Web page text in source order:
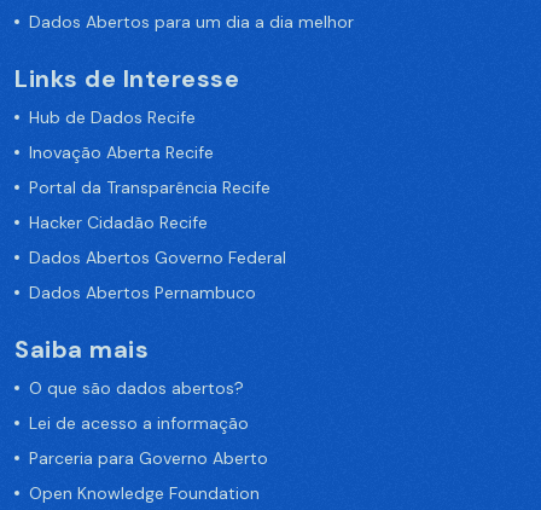
Dados Abertos para um dia a dia melhor
Links de Interesse
Hub de Dados Recife
Inovação Aberta Recife
Portal da Transparência Recife
Hacker Cidadão Recife
Dados Abertos Governo Federal
Dados Abertos Pernambuco
Saiba mais
O que são dados abertos?
Lei de acesso a informação
Parceria para Governo Aberto
Open Knowledge Foundation